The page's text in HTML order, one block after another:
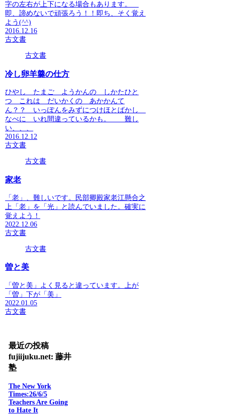
字の左右が上下になる場合もあります。
即、諦めないで頑張ろう！！即ち、そく覚え
よう(^^)
2016.12.16
古文書
古文書
冷し卵羊羹の仕方
ひやし たまご ようかんの しかたひと
つ これは だいかくの あかかんて
ん？？ いっぽんをみずにつけほとばかし
なべに いれ間違っているかも。 難し
い、、、
2016.12.12
古文書
古文書
家老
「老」、難しいです。民部卿殿家老江懸合之
上「老」を「光」と読んでいました。確実に
覚えよう！
2022.12.06
古文書
古文書
曽と美
「曽と美」よく見ると違っています。上が
「曽」下が「美」
2022.01.05
古文書
最近の投稿
fujiijuku.net: 藤井
塾
The New York
Times:26/6/5
Teachers Are Going
to Hate It